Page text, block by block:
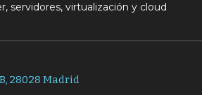
servidores, virtualización y cloud
28028 Madrid